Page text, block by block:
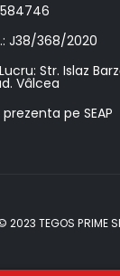
J38/368/2020
Str. Islaz
Vâlcea
pe SEAP
TEGOS PRIME